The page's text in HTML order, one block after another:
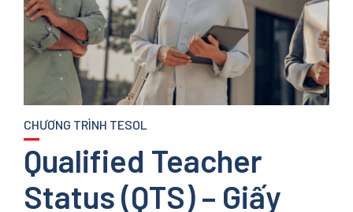
CHƯƠNG TRÌNH TESOL
Qualified Teacher
Status (QTS) – Giấy